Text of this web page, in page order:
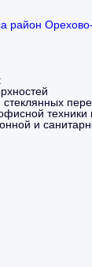
район
техники
и